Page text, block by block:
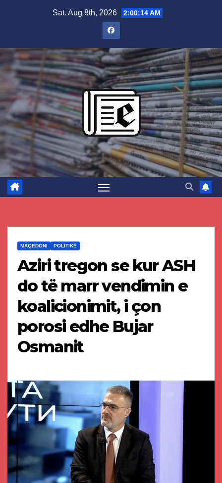
Sat. Aug 8th, 2026 2:00:15 AM
MAQEDONI POLITIKË
Aziri tregon se kur ASH
do të marr vendimin e
koalicionimit, i çon
porosi edhe Bujar
Osmanit